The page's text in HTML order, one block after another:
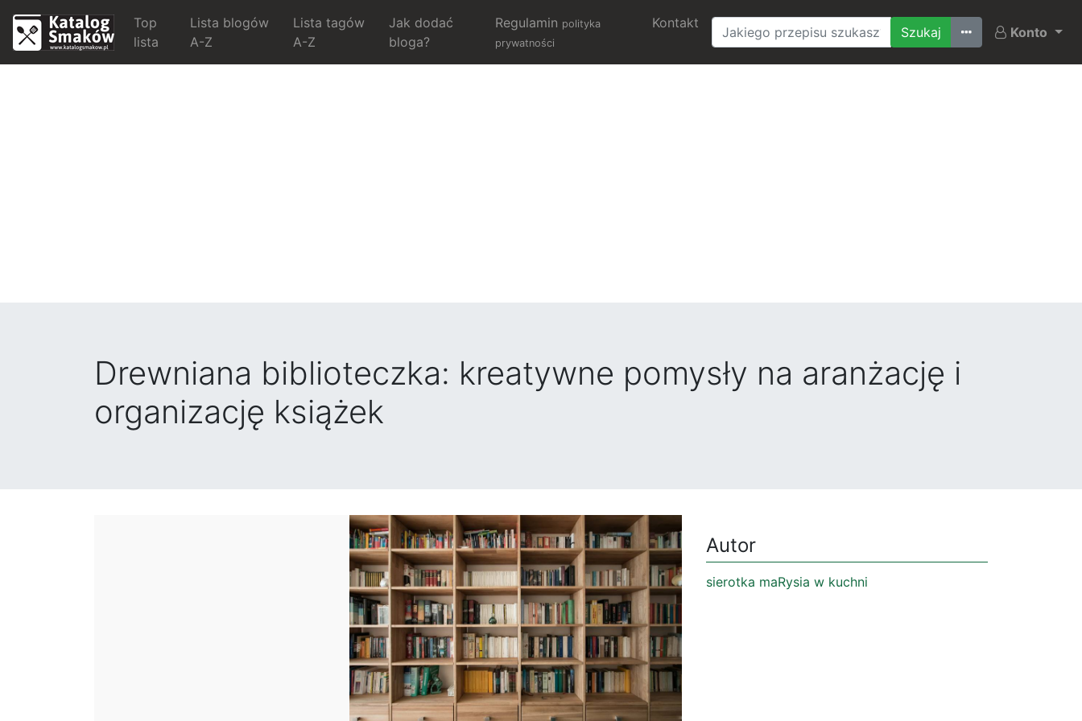
Top
lista
Lista blogów
A-Z
Lista tagów
A-Z
Jak dodać
bloga?
Regulamin polityka
prywatności
Kontakt
Ostatnio szukane
Konto
Drewniana biblioteczka: kreatywne pomysły na aranżację i
organizację książek
Autor
sierotka maRysia w kuchni